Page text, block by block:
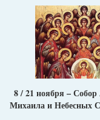
8 / 21 ноября – Собор
Михаила и Небесных